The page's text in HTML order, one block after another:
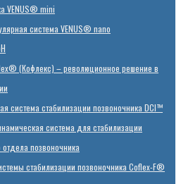
VENUS® mini
система VENUS® nano
(Кофлекс) – революционное решение в
система стабилизации позвоночника DCI™
система для стабилизации
отдела позвоночника
стабилизации позвоночника Coflex-F®